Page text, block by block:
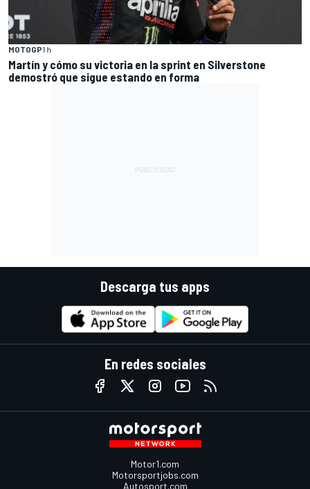
MOTOGP1 h
Martín y cómo su victoria en la sprint en Silverstone
demostró que sigue estando en forma
Descarga tus apps
En redes sociales
Motor1.com
Motorsportjobs.com
Autosport.com